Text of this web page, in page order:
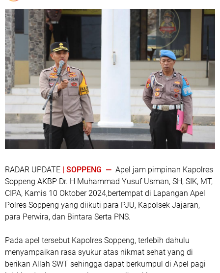
RADAR UPDATE | SOPPENG — Apel jam pimpinan Kapolres
Soppeng AKBP Dr. H Muhammad Yusuf Usman, SH, SIK, MT,
CIPA, Kamis 10 Oktober 2024,bertempat di Lapangan Apel
Polres Soppeng yang diikuti para PJU, Kapolsek Jajaran,
para Perwira, dan Bintara Serta PNS.
Pada apel tersebut Kapolres Soppeng, terlebih dahulu
menyampaikan rasa syukur atas nikmat sehat yang di
berikan Allah SWT sehingga dapat berkumpul di Apel pagi